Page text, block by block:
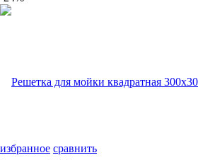
избранное сравнить